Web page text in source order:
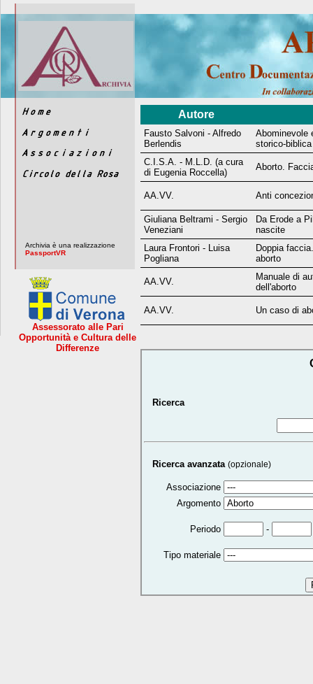
Archivia è una realizzazione
PassportVR
Assessorato alle Pari
Opportunità e Cultura delle
Differenze
Autore
Fausto Salvoni - Alfredo
Berlendis
Abominevole
storico-
C.I.S.A. - M.L.D. (a cura
di Eugenia Roccella)
Aborto.
AA.VV. Anti
Giuliana Beltrami - Sergio
Veneziani
Da Erode a
nascite
Laura Frontori - Luisa
Pogliana
Doppia
aborto
AA.VV.
Manuale di
dell'aborto
AA.VV. Un caso di
Ricerca
Ricerca avanzata (opzionale)
Associazione
Argomento
Periodo -
Tipo materiale